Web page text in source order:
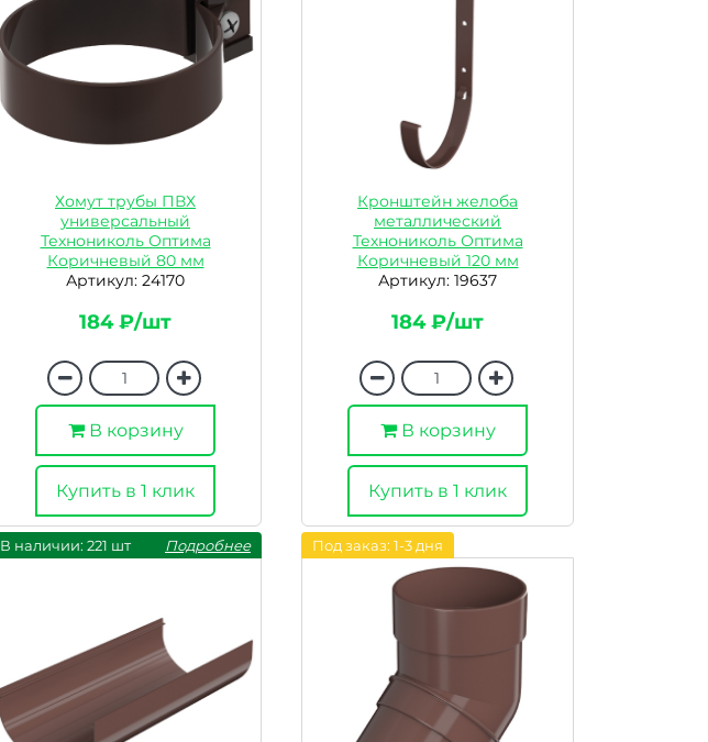
Хомут трубы ПВХ
универсальный
Технониколь Оптима
Коричневый 80 мм
Артикул: 24170
184 ₽/шт
В корзину
Купить в 1 клик
Кронштейн желоба
металлический
Технониколь Оптима
Коричневый 120 мм
Артикул: 19637
184 ₽/шт
В корзину
Купить в 1 клик
В наличии: 221 шт Подробнее Под заказ: 1-3 дня